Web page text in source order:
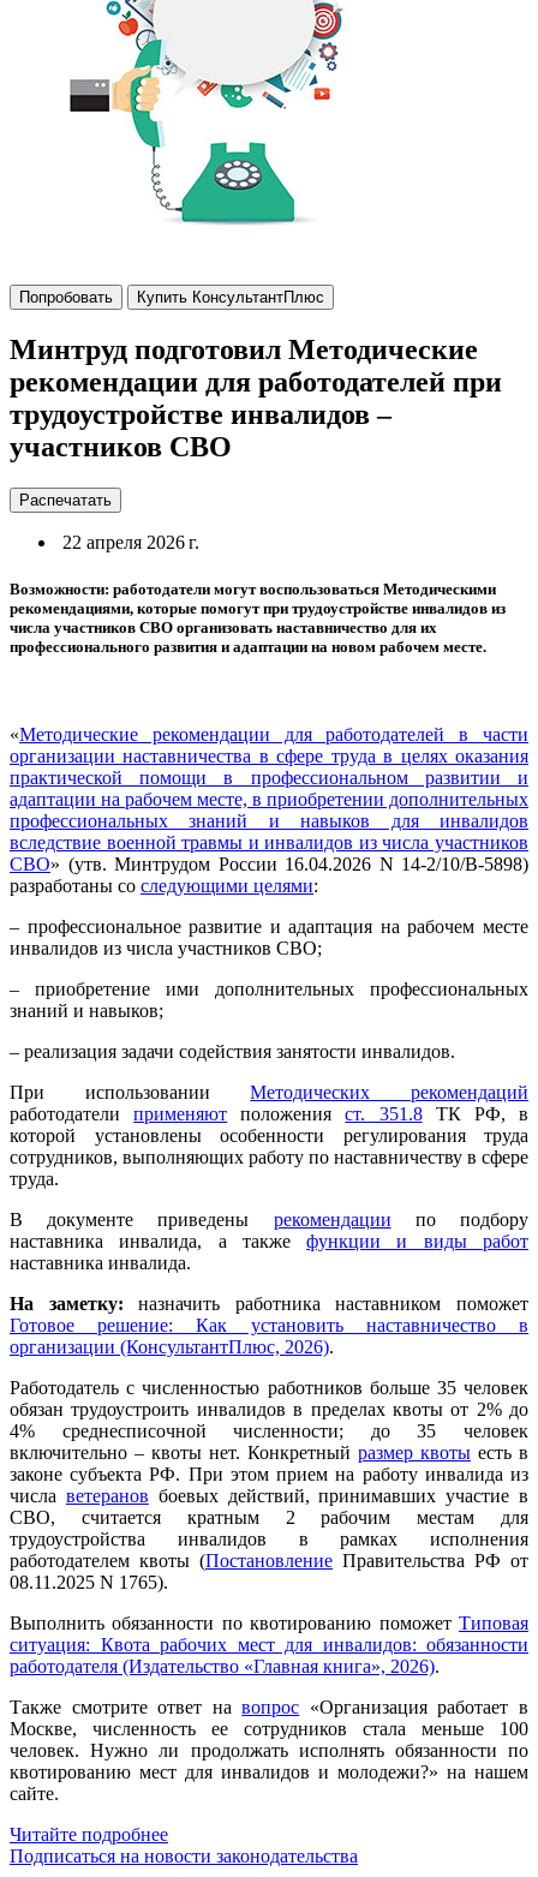
Попробовать Купить КонсультантПлюс
Минтруд подготовил Методические
рекомендации для работодателей при
трудоустройстве инвалидов –
участников СВО
Распечатать
22 апреля 2026 г.
Возможности: работодатели могут воспользоваться Методическими
рекомендациями, которые помогут при трудоустройстве инвалидов из
числа участников СВО организовать наставничество для их
профессионального развития и адаптации на новом рабочем месте.
«Методические рекомендации для работодателей в части
организации наставничества в сфере труда в целях оказания
практической помощи в профессиональном развитии и
адаптации на рабочем месте, в приобретении дополнительных
профессиональных знаний и навыков для инвалидов
вследствие военной травмы и инвалидов из числа участников
СВО» (утв. Минтрудом России 16.04.2026 N 14-2/10/В-5898)
разработаны со следующими целями:
– профессиональное развитие и адаптация на рабочем месте
инвалидов из числа участников СВО;
– приобретение ими дополнительных профессиональных
знаний и навыков;
– реализация задачи содействия занятости инвалидов.
При использованииМетодических рекомендаций
работодателиприменяют положенияст. 351.8ТК РФ, в
которой установлены особенности регулирования труда
сотрудников, выполняющих работу по наставничеству в сфере
труда.
В документе приведены рекомендации по подбору
наставника инвалида, а такжефункции и виды работ
наставника инвалида.
На заметку: назначить работника наставником поможет
Готовое решение: Как установить наставничество в
организации (КонсультантПлюс, 2026).
Работодатель с численностью работников больше 35 человек
обязан трудоустроить инвалидов в пределах квоты от 2% до
4% среднесписочной численности; до 35 человек
включительно – квоты нет. Конкретный размер квоты есть в
законе субъекта РФ. При этом прием на работу инвалида из
числа ветеранов боевых действий, принимавших участие в
СВО, считается кратным 2 рабочим местам для
трудоустройства инвалидов в рамках исполнения
работодателем квоты (Постановление Правительства РФ от
08.11.2025 N 1765).
Выполнить обязанности по квотированию поможет Типовая
ситуация: Квота рабочих мест для инвалидов: обязанности
работодателя (Издательство «Главная книга», 2026).
Также смотрите ответ навопрос «Организация работает в
Москве, численность ее сотрудников стала меньше 100
человек. Нужно ли продолжать исполнять обязанности по
квотированию мест для инвалидов и молодежи?» на нашем
сайте.
Читайте подробнее
Подписаться на новости законодательства